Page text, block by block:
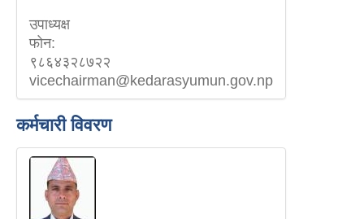
उपाध्यक्ष
फोन:
९८६४३२८७२२
vicechairman@kedarasyumun.gov.np
कर्मचारी विवरण